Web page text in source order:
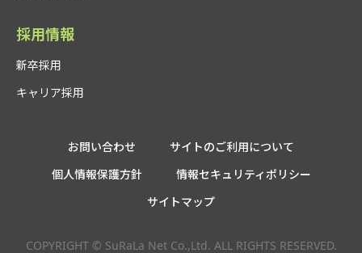
採用情報
新卒採用
キャリア採用
お問い合わせ
サイトのご利用について
個人情報保護方針
情報セキュリティポリシー
サイトマップ
COPYRIGHT © SuRaLa Net Co.,Ltd. ALL RIGHTS RESERVED.